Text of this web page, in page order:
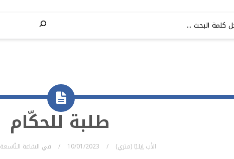
طلبة للحكّام
الأب إيليّا (متري) 10/01/2023 في السّاعة التّاسعة